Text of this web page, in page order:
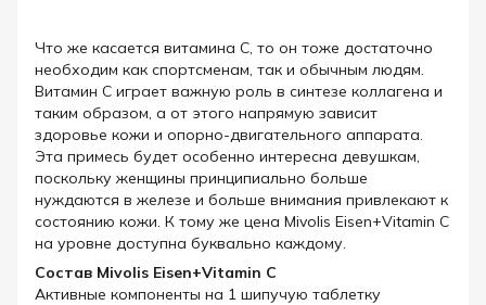
Что же касается витамина С, то он тоже достаточно
необходим как спортсменам, так и обычным людям.
Витамин С играет важную роль в синтезе коллагена и
таким образом, а от этого напрямую зависит
здоровье кожи и опорно-двигательного аппарата.
Эта примесь будет особенно интересна девушкам,
поскольку женщины принципиально больше
нуждаются в железе и больше внимания привлекают к
состоянию кожи. К тому же цена Mivolis Eisen+Vitamin C
на уровне доступна буквально каждому.
Состав Mivolis Eisen+Vitamin C
Активные компоненты на 1 шипучую таблетку